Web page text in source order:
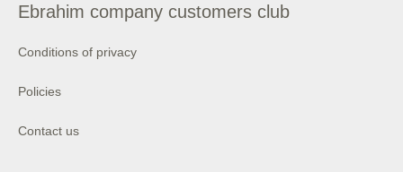
Ebrahim company customers club
Conditions of privacy
Policies
Contact us